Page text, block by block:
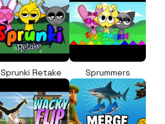
Sprunki Retake Sprummers